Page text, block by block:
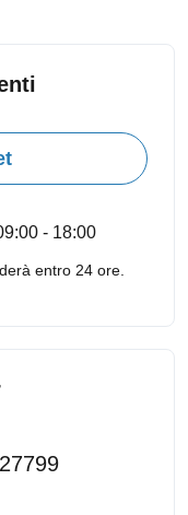
- 18:00
entro 24 ore.